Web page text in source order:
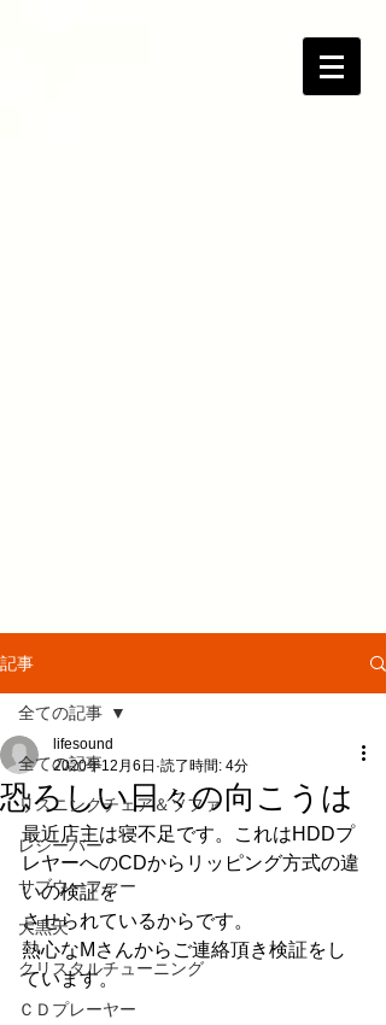
記事
全ての記事
リスニングチェア＆ソファ
レシーバー
サブウーファー
大黒天
クリスタルチューニング
ＣＤプレーヤー
全ての記事
恐ろしい日々の向こうは
lifesound
2020年12月6日 読了時間: 4分
最近店主は寝不足です。これはHDDプ
レヤーへのCDからリッピング方式の違
いの検証を
させられているからです。
熱心なMさんからご連絡頂き検証をし
ています。